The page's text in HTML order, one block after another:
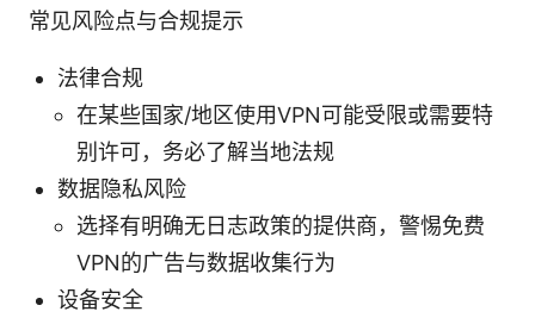
常见风险点与合规提示
法律合规
在某些国家/地区使用VPN可能受限或需要特
别许可，务必了解当地法规
数据隐私风险
选择有明确无日志政策的提供商，警惕免费
VPN的广告与数据收集行为
设备安全